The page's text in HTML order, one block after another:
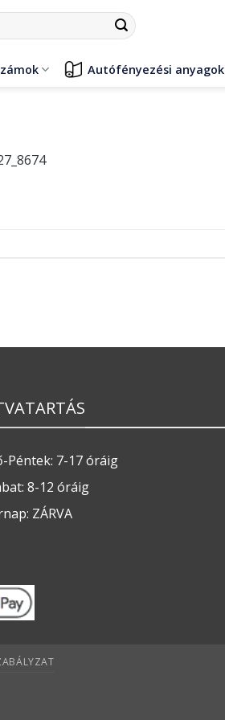
Autófényezési anyagok
Péntek: 7-17 óráig
8-12 óráig
ZÁRVA